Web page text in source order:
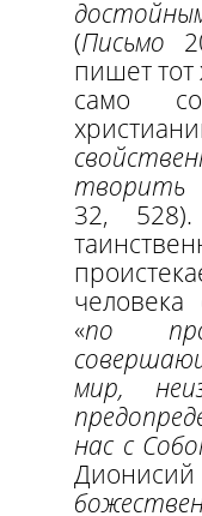
(Письмо
пишет тот
само
творить
32,
«по
мир,
нас с